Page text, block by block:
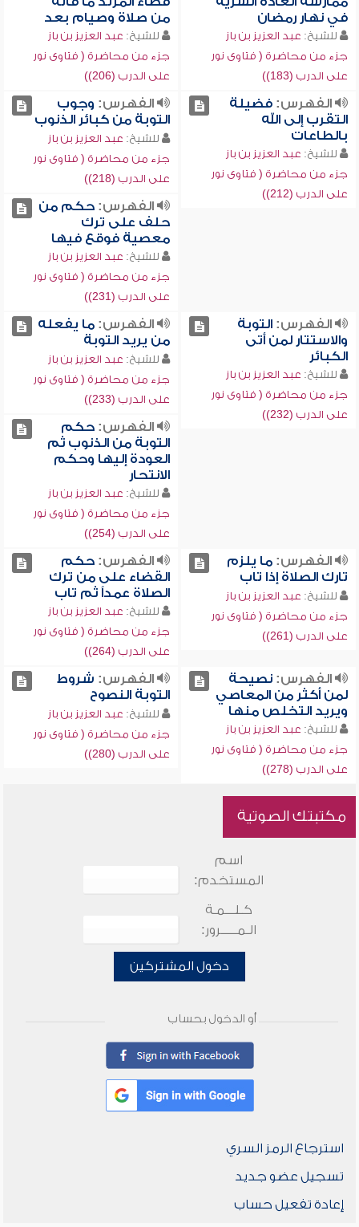
في نهار رمضان
للشيخ: عبد العزيز بن باز
جزء من محاضرة ( فتاوى نور
على الدرب (183))
من صلاة وصيام بعد
للشيخ: عبد العزيز بن باز
جزء من محاضرة ( فتاوى نور
على الدرب (206))
الفهرس:فضيلة
التقرب إلى الله
بالطاعات
للشيخ: عبد العزيز بن باز
جزء من محاضرة ( فتاوى نور
على الدرب (212))
الفهرس: وجوب
التوبة من كبائر الذنوب
للشيخ: عبد العزيز بن باز
جزء من محاضرة ( فتاوى نور
على الدرب (218))
الفهرس:حكم من
حلف على ترك
معصية فوقع فيها
للشيخ: عبد العزيز بن باز
جزء من محاضرة ( فتاوى نور
على الدرب (231))
الفهرس:التوبة
والاستتار لمن أتى
الكبائر
للشيخ: عبد العزيز بن باز
جزء من محاضرة ( فتاوى نور
على الدرب (232))
الفهرس:ما يفعله
من يريد التوبة
للشيخ: عبد العزيز بن باز
جزء من محاضرة ( فتاوى نور
على الدرب (233))
الفهرس:حكم
التوبة من الذنوب ثم
العودة إليها وحكم
الانتحار
للشيخ: عبد العزيز بن باز
جزء من محاضرة ( فتاوى نور
على الدرب (254))
الفهرس:ما يلزم
تارك الصلاة إذا تاب
للشيخ: عبد العزيز بن باز
جزء من محاضرة ( فتاوى نور
على الدرب (261))
الفهرس:حكم
القضاء على من ترك
الصلاة عمداً ثم تاب
للشيخ: عبد العزيز بن باز
جزء من محاضرة ( فتاوى نور
على الدرب (264))
الفهرس:نصيحة
لمن أكثر من المعاصي
ويريد التخلص منها
للشيخ: عبد العزيز بن باز
جزء من محاضرة ( فتاوى نور
على الدرب (278))
الفهرس: شروط
التوبة النصوح
للشيخ: عبد العزيز بن باز
جزء من محاضرة ( فتاوى نور
على الدرب (280))
مكتبتك الصوتية
اسم
المستخدم:
كـلـــمـة
الـمـــــرور:
دخول المشتركين
أو الدخول بحساب
استرجاع الرمز السري
تسجيل عضو جديد
إعادة تفعيل حساب